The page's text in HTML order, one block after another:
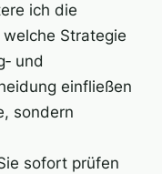
ich die
welche Strategie
und
einfließen
sondern
sofort prüfen